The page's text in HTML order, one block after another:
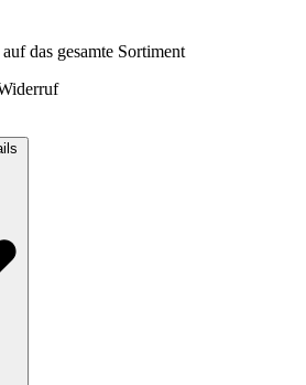
das gesamte Sortiment